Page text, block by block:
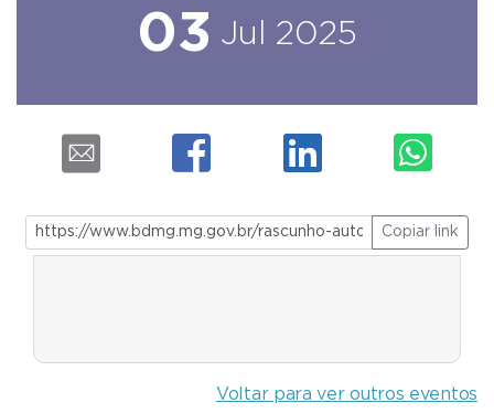
03 Jul 2025
Copiar link
Voltar para ver outros eventos